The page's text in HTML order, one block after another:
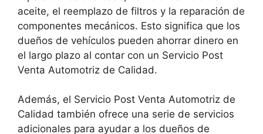
aceite, el reemplazo de filtros y la reparación de
componentes mecánicos. Esto significa que los
dueños de vehículos pueden ahorrar dinero en
el largo plazo al contar con un Servicio Post
Venta Automotriz de Calidad.
Además, el Servicio Post Venta Automotriz de
Calidad también ofrece una serie de servicios
adicionales para ayudar a los dueños de